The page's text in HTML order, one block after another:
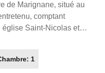
de Marignane, situé au
comptant
d'une salle d'eau
1